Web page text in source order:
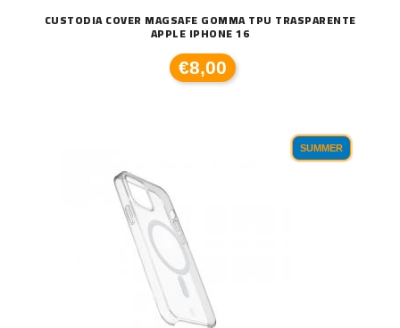
CUSTODIA COVER MAGSAFE GOMMA TPU TRASPARENTE
APPLE IPHONE 16
€8,00
SUMMER